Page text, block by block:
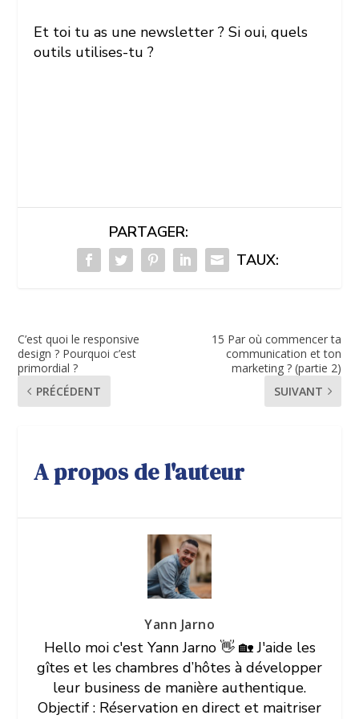
Et toi tu as une newsletter ? Si oui, quels
outils utilises-tu ?
PARTAGER:
TAUX:
C’est quoi le responsive
design ? Pourquoi c’est
primordial ?
PRÉCÉDENT
15 Par où commencer ta
communication et ton
marketing ? (partie 2)
SUIVANT
A propos de l'auteur
Yann Jarno
Hello moi c'est Yann Jarno 👋 🏡 J'aide les
gîtes et les chambres d’hôtes à développer
leur business de manière authentique.
Objectif : Réservation en direct et maitriser